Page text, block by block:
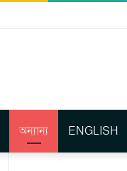
অন্যান্য ENGLISH